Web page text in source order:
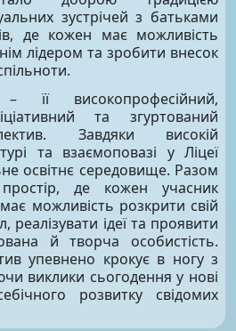
зустрічей з батьками
де кожен має можливість
лідером та зробити внесок
її високопрофесійний,
та згуртований
Завдяки високій
та взаємоповазі у Ліцеї
освітнє середовище. Разом
де кожен учасник
можливість розкрити свій
реалізувати ідеї та проявити
й творча особистість.
упевнено крокує в ногу з
виклики сьогодення у нові
розвитку свідомих